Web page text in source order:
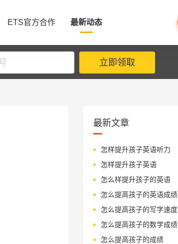
ETS官方合作 最新动态
立即领取
最新文章
怎样提升孩子英语听力
怎样提升孩子英语
怎么样提升孩子的英语
怎么提高孩子的英语成绩
怎么提高孩子的写字速度
怎么提高孩子的数学成绩
怎么提高孩子的成绩